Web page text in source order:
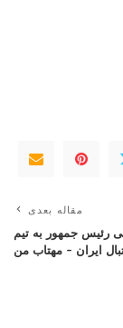
مقاله بعدی
رئیس جمهور به تیم
ایران – مهتاب من